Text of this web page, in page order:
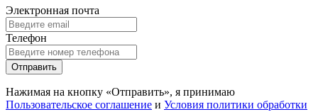
Электронная почта
Телефон
Отправить
Нажимая на кнопку «Отправить», я принимаю
Пользовательское соглашение и Условия политики обработки